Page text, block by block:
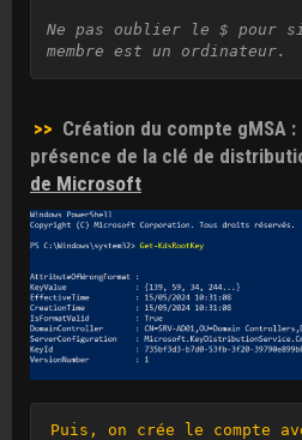
Ne pas oublier le $ pour
membre est un ordinateur.
>> Création du compte gMSA
présence de la clé de
de Microsoft
Puis, on crée le compte